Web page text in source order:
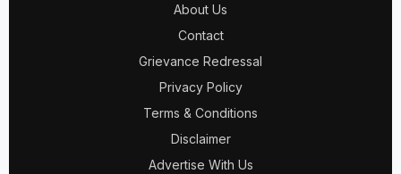
About Us
Contact
Grievance Redressal
Privacy Policy
Terms & Conditions
Disclaimer
Advertise With Us